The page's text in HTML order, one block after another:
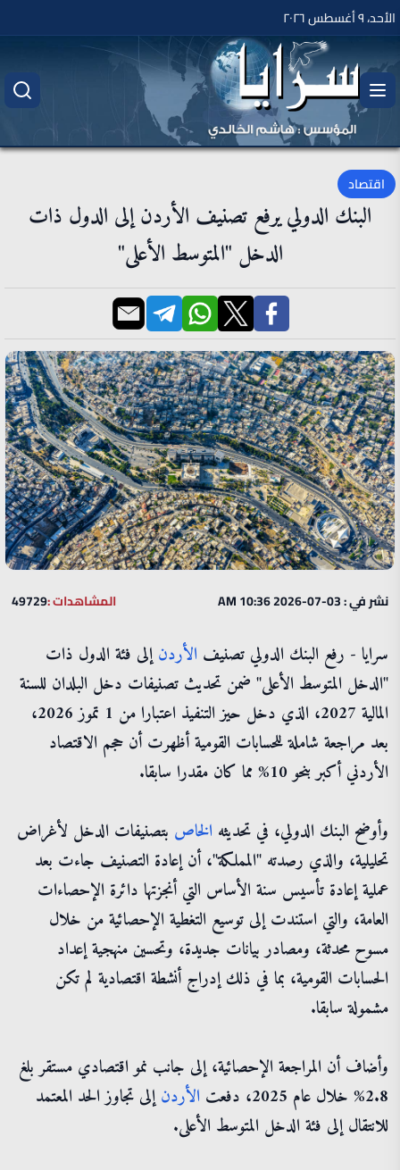
الأحد، ٩ أغسطس ٢٠٢٦
اقتصاد
البنك الدولي يرفع تصنيف الأردن إلى الدول ذات
الدخل "المتوسط الأعلى"
نشر في : 03-07-2026 10:36 AM المشاهدات :49729
سرايا - رفع البنك الدولي تصنيف الأردنإلى فئة الدول ذات
"الدخل المتوسط الأعلى" ضمن تحديث تصنيفات دخل البلدان للسنة
المالية 2027، الذي دخل حيز التنفيذ اعتبارا من 1 تموز 2026،
بعد مراجعة شاملة للحسابات القومية أظهرت أن حجم الاقتصاد
الأردني أكبر بنحو 10% مما كان مقدرا سابقا.
وأوضح البنك الدولي، في تحديثه الخاص بتصنيفات الدخل لأغراض
تحليلية، والذي رصدته "المملكة"، أن إعادة التصنيف جاءت بعد
عملية إعادة تأسيس سنة الأساس التي أنجزتها دائرة الإحصاءات
العامة، والتي استندت إلى توسيع التغطية الإحصائية من خلال
مسوح محدثة، ومصادر بيانات جديدة، وتحسين منهجية إعداد
الحسابات القومية، بما في ذلك إدراج أنشطة اقتصادية لم تكن
مشمولة سابقا.
وأضاف أن المراجعة الإحصائية، إلى جانب نمو اقتصادي مستقر بلغ
2.8% خلال عام 2025، دفعت
الأردنإلى تجاوز الحد المعتمد
للانتقال إلى فئة الدخل المتوسط الأعلى.